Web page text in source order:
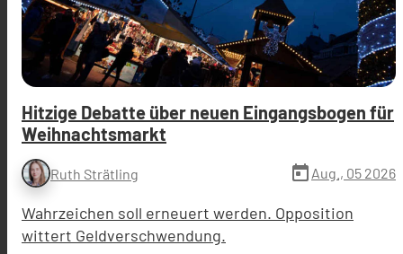
Hitzige Debatte über neuen Eingangsbogen für
Weihnachtsmarkt
Ruth Strätling today Aug., 05 2026
Wahrzeichen soll erneuert werden. Opposition
wittert Geldverschwendung.